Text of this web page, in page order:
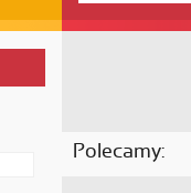
Polecamy: